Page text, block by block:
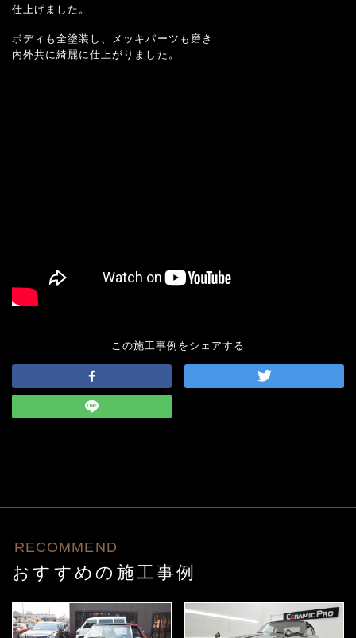
仕上げました。
ボディも全塗装し、メッキパーツも磨き
内外共に綺麗に仕上がりました。
この施工事例をシェアする
RECOMMEND
おすすめの施工事例